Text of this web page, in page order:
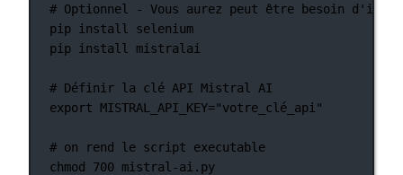
# Optionnel - Vous aurez peut être besoin
pip
install
selenium
pip
install mistralai
# Définir la clé API Mistral AI
export MISTRAL_API_KEY="votre_clé_api"
# on rend le script executable
chmod
700 mistral-ai.py